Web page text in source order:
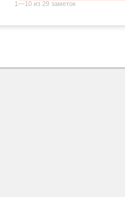
1—10 из 29 заметок